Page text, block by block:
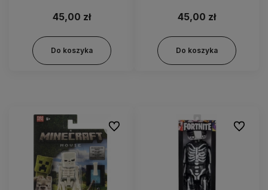
45,00 zł
Do koszyka
45,00 zł
Do koszyka
Do ulubionych Do